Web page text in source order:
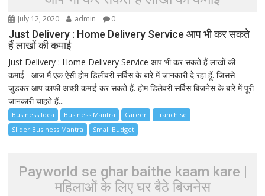
July 12, 2020 admin 0
Just Delivery : Home Delivery Service आप भी कर सकते
हैं लाखों की कमाई
Just Delivery : Home Delivery Service आप भी कर सकते हैं लाखों की
कमाई– आज मैं एक ऐसी होम डिलीवरी सर्विस के बारे में जानकारी दे रहा हूॅ. जिससे
जुड़कर आप काफी अच्छी कमाई कर सकते हैं. होम डिलेवरी सर्विस बिजनेस के बारे में पूरी
जानकारी चाहते हैं...
Business Idea Business Mantra Career
Franchise
Slider Business Mantra
Small Budget
Payworld se ghar baithe kaam kare |
महिलाओं के लिए घर बैठे बिजनेस